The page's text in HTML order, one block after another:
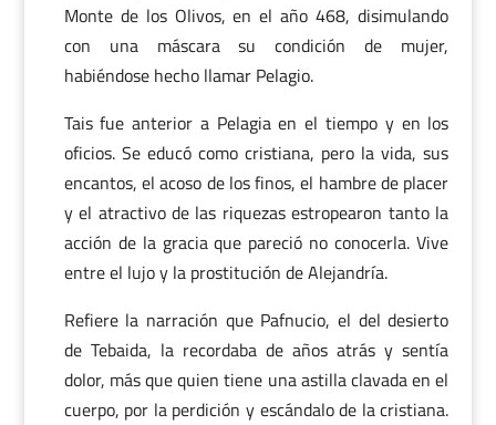
Monte de los Olivos, en el año 468, disimulando
con una máscara su condición de mujer,
habiéndose hecho llamar Pelagio.
Tais fue anterior a Pelagia en el tiempo y en los
oficios. Se educó como cristiana, pero la vida, sus
encantos, el acoso de los finos, el hambre de placer
y el atractivo de las riquezas estropearon tanto la
acción de la gracia que pareció no conocerla. Vive
entre el lujo y la prostitución de Alejandría.
Refiere la narración que Pafnucio, el del desierto
de Tebaida, la recordaba de años atrás y sentía
dolor, más que quien tiene una astilla clavada en el
cuerpo, por la perdición y escándalo de la cristiana.